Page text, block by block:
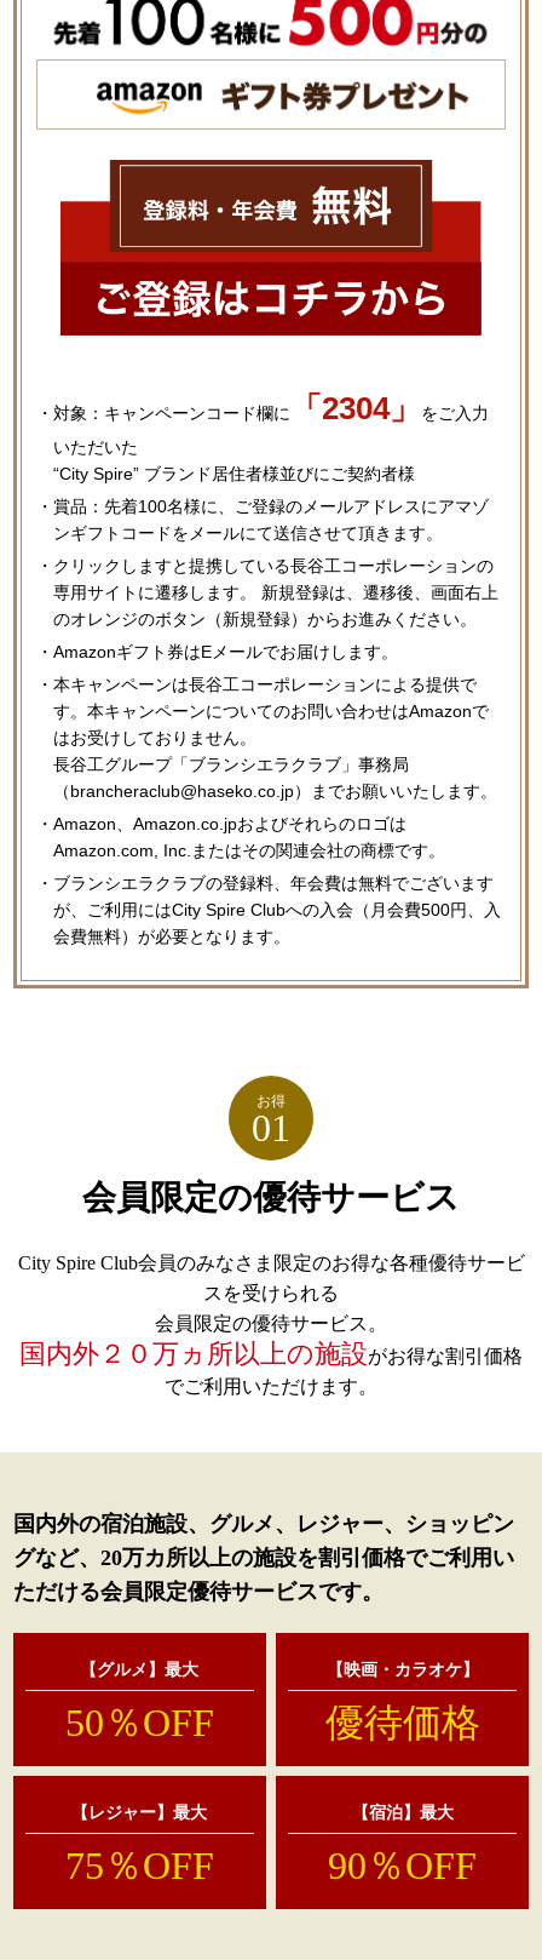
対象：キャンペーンコード欄に 「2304」
をご入力
いただいた
“City Spire” ブランド居住者様並びにご契約者様
賞品：先着100名様に、ご登録のメールアドレスにアマゾ
ンギフトコードをメールにて送信させて頂きます。
クリックしますと提携している長谷工コーポレーションの
専用サイトに遷移します。
新規登録は、遷移後、画面右上
のオレンジのボタン（新規登録）からお進みください。
Amazonギフト券はEメールでお届けします。
本キャンペーンは長谷工コーポレーションによる提供で
す。本キャンペーンについてのお問い合わせはAmazonで
はお受けしておりません。
長谷工グループ「ブランシエラクラブ」事務局
（brancheraclub@haseko.co.jp）までお願いいたします。
Amazon、Amazon.co.jpおよびそれらのロゴは
Amazon.com, Inc.またはその関連会社の商標です。
ブランシエラクラブの登録料、年会費は無料でございます
が、ご利用にはCity Spire Clubへの入会（月会費500円、入
会費無料）が必要となります。
お得
01
会員限定の優待サービス
City Spire Club会員のみなさま限定のお得な各種優待サービ
スを受けられる
会員限定の優待サービス。
国内外２０万ヵ所以上の施設がお得な割引価格
でご利用いただけます。
国内外の宿泊施設、グルメ、レジャー、ショッピン
グなど、20万カ所以上の施設を割引価格でご利用い
ただける会員限定優待サービスです。
【グルメ】最大
50％OFF
【映画・カラオケ】
優待価格
【レジャー】最大
75％OFF
【宿泊】最大
90％OFF